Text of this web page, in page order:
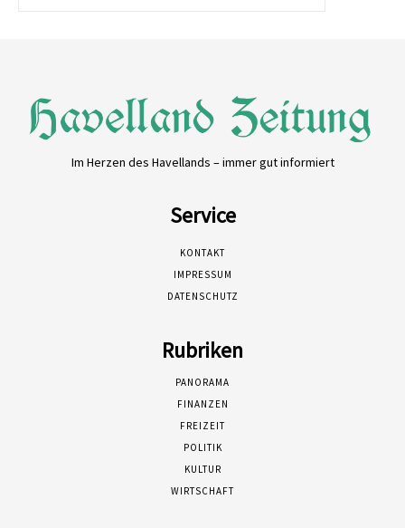
Im Herzen des Havellands – immer gut informiert
Service
KONTAKT
IMPRESSUM
DATENSCHUTZ
Rubriken
PANORAMA
FINANZEN
FREIZEIT
POLITIK
KULTUR
WIRTSCHAFT